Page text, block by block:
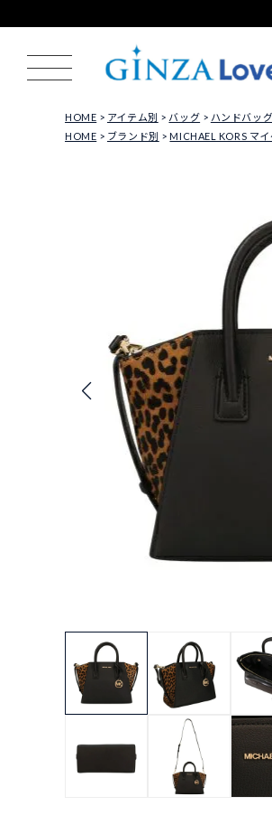
HOME アイテム別 バッグ ハンドバッグ
HOME
ブランド別 MICHAEL KORS マイ